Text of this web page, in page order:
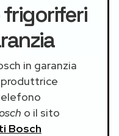
frigoriferi
in garanzia
o il sito
Bosch